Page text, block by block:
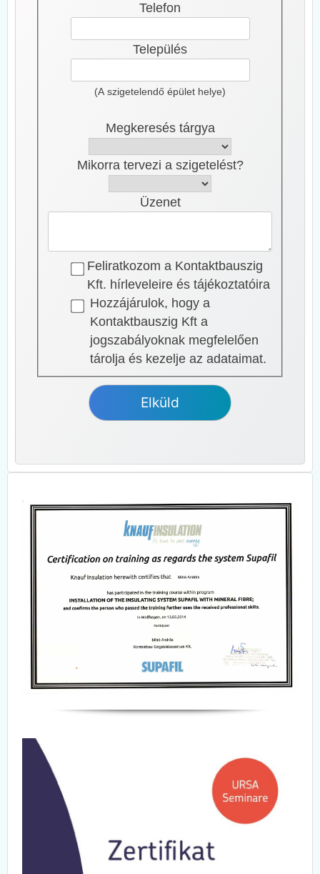
Telefon
Település
(A szigetelendő épület helye)
Megkeresés tárgya
Mikorra tervezi a szigetelést?
Üzenet
Feliratkozom a Kontaktbauszig
Kft. hírleveleire és tájékoztatóira
Hozzájárulok, hogy a
Kontaktbauszig Kft a
jogszabályoknak megfelelően
tárolja és kezelje az adataimat.